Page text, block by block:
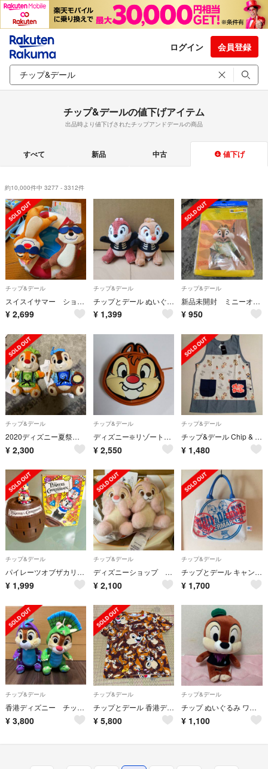
ログイン 会員登録
チップ&デールの値下げアイテム
出品時より値下げされたチップアンドデールの商品
すべて 新品 中古 値下げ
約10,000件中 3277 - 3312件
チップ&デール
スイスイサマー ショルダーバック ポーチ
¥ 2,699
チップ&デール
チップとデール ぬいぐるみバッジ ディズニー ハロウィン ぬいば チップ デール
¥ 1,399
チップ&デール
新品未開封 ミニーオーミニー チップ&デール
¥ 950
チップ&デール
2020ディズニー夏祭り⭐️チップとデールぬいぐるみバッジ
¥ 2,300
チップ&デール
ディズニー❇️リゾート❇️ランド❇️シー❇️デールのポーチ 顔型 笑顔 新品
¥ 2,550
チップ&デール
チップ&デール Chip & Dale エプロン
¥ 1,480
チップ&デール
パイレーツオブザカリビアン チップとデール 黒ひげ危機一発
¥ 1,999
チップ&デール
ディズニーショップ さくらSAKURA2023チップデールぬいぐるみキーホルダー
¥ 2,100
チップ&デール
チップとデール キャンバス地トートバッグ
¥ 1,700
チップ&デール
香港ディズニー チップとデール 恐竜ぬいぐるみ
¥ 3,800
チップ&デール
チップとデール 香港ディズニーランド Tシャツ
¥ 5,800
チップ&デール
チップ ぬいぐるみ ワゴンゲーム 景品 ハロウィン
¥ 1,100